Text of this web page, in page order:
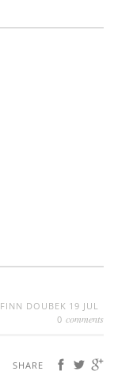
FINN DOUBEK 19 JUL
0 comments
SHARE